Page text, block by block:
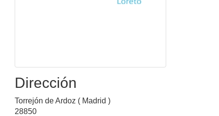
Dirección
Torrejón de Ardoz ( Madrid )
28850